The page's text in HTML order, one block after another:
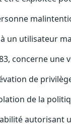
un utilisateur
concerne
de
de la